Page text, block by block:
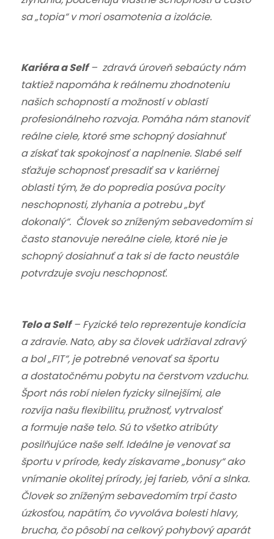
sa „topia“ v mori osamotenia a izolácie.
Kariéra a Self– zdravá úroveň sebaúcty nám
taktiež napomáha k reálnemu zhodnoteniu
našich schopností a možností v oblastí
profesionálneho rozvoja. Pomáha nám stanoviť
reálne ciele, ktoré sme schopný dosiahnuť
a získať tak spokojnosť a naplnenie. Slabé self
sťažuje schopnosť presadiť sa v kariérnej
oblasti tým, že do popredia posúva pocity
neschopnosti, zlyhania a potrebu „byť
dokonalý“. Človek so zníženým sebavedomím si
často stanovuje nereálne ciele, ktoré nie je
schopný dosiahnuť a tak si de facto neustále
potvrdzuje svoju neschopnosť.
Telo a Self– Fyzické telo reprezentuje kondícia
a zdravie. Nato, aby sa človek udržiaval zdravý
a bol „FIT“, je potrebné venovať sa športu
a dostatočnému pobytu na čerstvom vzduchu.
Šport nás robí nielen fyzicky silnejšími, ale
rozvíja našu flexibilitu, pružnosť, vytrvalosť
a formuje naše telo. Sú to všetko atribúty
posilňujúce naše self. Ideálne je venovať sa
športu v prírode, kedy získavame „bonusy“ ako
vnímanie okolitej prírody, jej farieb, vôní a slnka.
Človek so zníženým sebavedomím trpí často
úzkosťou, napätím, čo vyvoláva bolesti hlavy,
brucha, čo pôsobí na celkový pohybový aparát